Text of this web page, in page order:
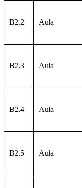
B2.2 Aula
B2.3 Aula
B2.4 Aula
B2.5 Aula